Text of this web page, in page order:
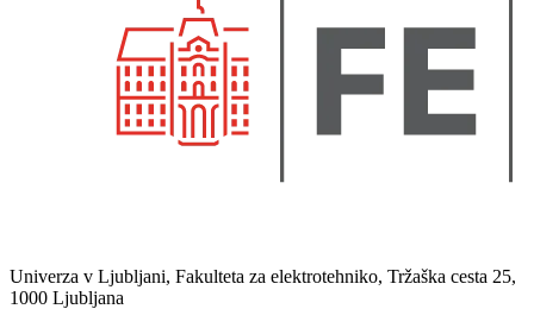
Univerza v Ljubljani, Fakulteta za elektrotehniko, Tržaška cesta 25,
1000 Ljubljana